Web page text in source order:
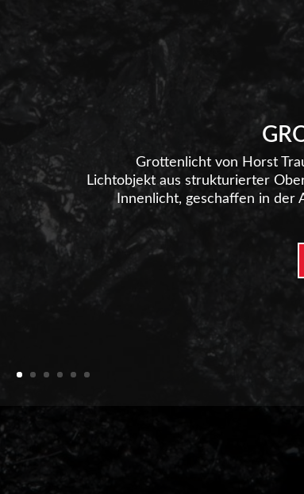
Grottenlicht von Horst
Lichtobjekt aus strukturierter
Innenlicht, geschaffen in der